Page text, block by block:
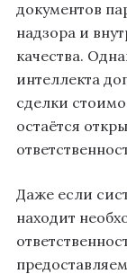
документов
надзора и
качества.
интеллекта
сделки
остаётся
Даже если
находит